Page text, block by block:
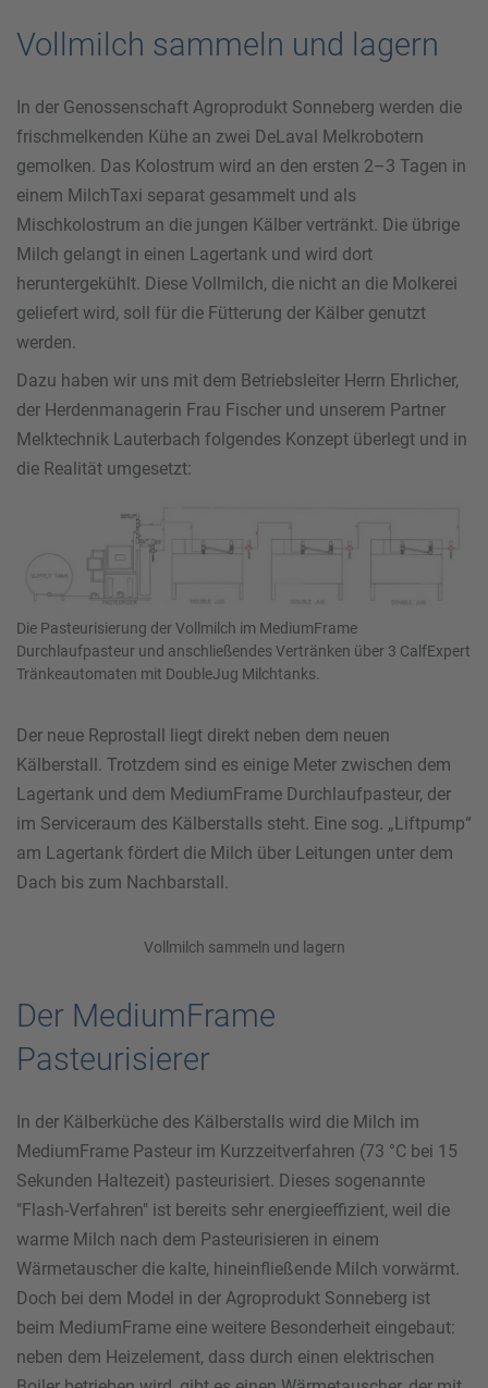
Vollmilch sammeln und lagern
In der Genossenschaft Agroprodukt Sonneberg werden die
frischmelkenden Kühe an zwei DeLaval Melkrobotern
gemolken. Das Kolostrum wird an den ersten 2–3 Tagen in
einem MilchTaxi separat gesammelt und als
Mischkolostrum an die jungen Kälber vertränkt. Die übrige
Milch gelangt in einen Lagertank und wird dort
heruntergekühlt. Diese Vollmilch, die nicht an die Molkerei
geliefert wird, soll für die Fütterung der Kälber genutzt
werden.
Dazu haben wir uns mit dem Betriebsleiter Herrn Ehrlicher,
der Herdenmanagerin Frau Fischer und unserem Partner
Melktechnik Lauterbach folgendes Konzept überlegt und in
die Realität umgesetzt:
Die Pasteurisierung der Vollmilch im MediumFrame
Durchlaufpasteur und anschließendes Vertränken über 3 CalfExpert
Tränkeautomaten mit DoubleJug Milchtanks.
Der neue Reprostall liegt direkt neben dem neuen
Kälberstall. Trotzdem sind es einige Meter zwischen dem
Lagertank und dem MediumFrame Durchlaufpasteur, der
im Serviceraum des Kälberstalls steht. Eine sog. „Liftpump“
am Lagertank fördert die Milch über Leitungen unter dem
Dach bis zum Nachbarstall.
Vollmilch sammeln und lagern
Der MediumFrame
Pasteurisierer
In der Kälberküche des Kälberstalls wird die Milch im
MediumFrame Pasteur im Kurzzeitverfahren (73 °C bei 15
Sekunden Haltezeit) pasteurisiert. Dieses sogenannte
"Flash-Verfahren" ist bereits sehr energieeffizient, weil die
warme Milch nach dem Pasteurisieren in einem
Wärmetauscher die kalte, hineinfließende Milch vorwärmt.
Doch bei dem Model in der Agroprodukt Sonneberg ist
beim MediumFrame eine weitere Besonderheit eingebaut:
neben dem Heizelement, dass durch einen elektrischen